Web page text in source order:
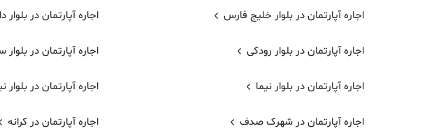
اجاره آپارتمان در بلوار خلیج فارس اجاره آپارتمان در
اجاره آپارتمان در بلوار رودکی اجاره آپارتمان در
اجاره آپارتمان در بلوار نیما اجاره آپارتمان در بلوار
اجاره آپارتمان در شهرک صدف اجاره آپارتمان در کرانه